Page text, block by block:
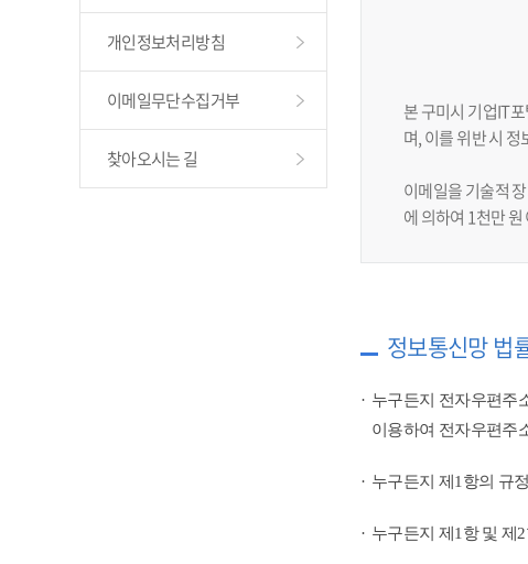
개인정보처리방침
이메일무단수집거부
찾아오시는 길
본 구미시 기업IT
며, 이를 위반 시
이메일을 기술적
에 의하여 1천만
정보통신망 법
누구든지 전자우편주
이용하여 전자우편주
누구든지 제1항의 규
누구든지 제1항 및 제